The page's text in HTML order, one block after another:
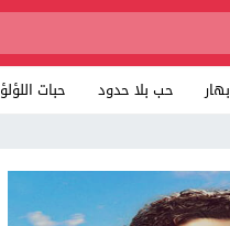
بهار حب بلا حدود حبات اللؤلؤ